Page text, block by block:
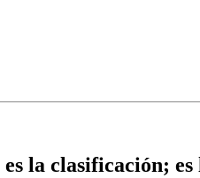
la clasificación; es